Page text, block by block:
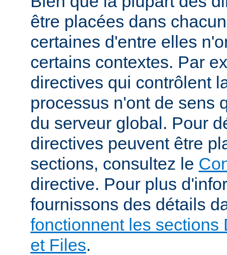
être placées dans
certaines d'entre elles
certains contextes. Par
directives qui contrôlent
processus n'ont de sens
du serveur global. Pour
directives peuvent être
sections, consultez le
directive. Pour plus
fournissons des détails
fonctionnent les sections
et Files.